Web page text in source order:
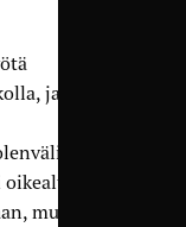
ja sai
mutta TPV-